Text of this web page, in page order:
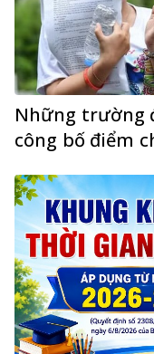
Những trường
công bố điểm